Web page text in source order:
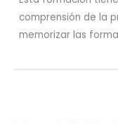
comprensión de la
memorizar las